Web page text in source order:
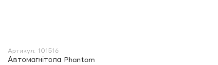
Артикул: 101516
Автомагнітола Phantom